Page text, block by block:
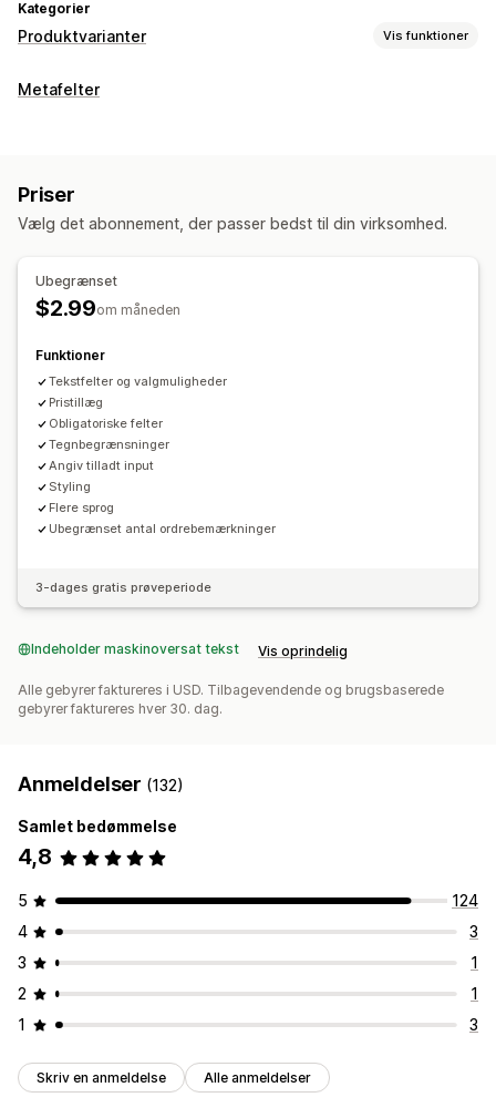
Kategorier
Produktvarianter Vis funktioner
Tilpasning
Priser
Tilføjelser
Metafelter
Priser
Vælg det abonnement, der passer bedst til din virksomhed.
Ubegrænset
$2.99om måneden
Funktioner
Tekstfelter og valgmuligheder
Pristillæg
Obligatoriske felter
Tegnbegrænsninger
Angiv tilladt input
Styling
Flere sprog
Ubegrænset antal ordrebemærkninger
3-dages gratis prøveperiode
Indeholder maskinoversat tekst Vis oprindelig
Alle gebyrer faktureres i USD. Tilbagevendende og brugsbaserede
gebyrer faktureres hver 30. dag.
Anmeldelser (132)
Samlet bedømmelse
4,8
5
124
4
3
3
1
2
1
1
3
Skriv en anmeldelse Alle anmeldelser